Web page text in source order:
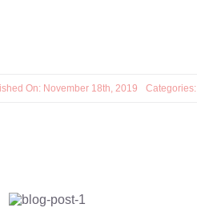
On: November 18th, 2019 Categories:
bread